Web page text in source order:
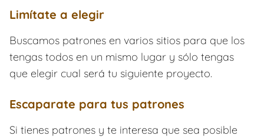
Limítate a elegir
Buscamos patrones en varios sitios para que los
tengas todos en un mismo lugar y sólo tengas
que elegir cual será tu siguiente proyecto.
Escaparate para tus patrones
Si tienes patrones y te interesa que sea posible